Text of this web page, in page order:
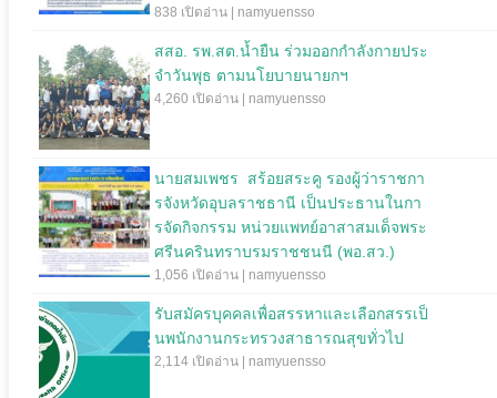
838 เปิดอ่าน | namyuensso
สสอ. รพ.สต.น้ำยืน ร่วมออกกำลังกายประ
จำวันพุธ ตามนโยบายนายกฯ
4,260 เปิดอ่าน | namyuensso
นายสมเพชร สร้อยสระคู รองผู้ว่าราชกา
รจังหวัดอุบลราชธานี เป็นประธานในกา
รจัดกิจกรรม หน่วยแพทย์อาสาสมเด็จพระ
ศรีนครินทราบรมราชชนนี (พอ.สว.)
1,056 เปิดอ่าน | namyuensso
รับสมัครบุคคลเพื่อสรรหาและเลือกสรรเป็
นพนักงานกระทรวงสาธารณสุขทั่วไป
2,114 เปิดอ่าน | namyuensso